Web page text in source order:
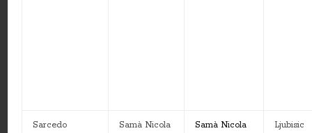
Sarcedo Samà Nicola Samà Nicola
Ljubisic